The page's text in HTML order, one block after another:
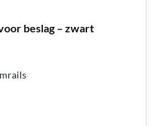
beslag – zwart